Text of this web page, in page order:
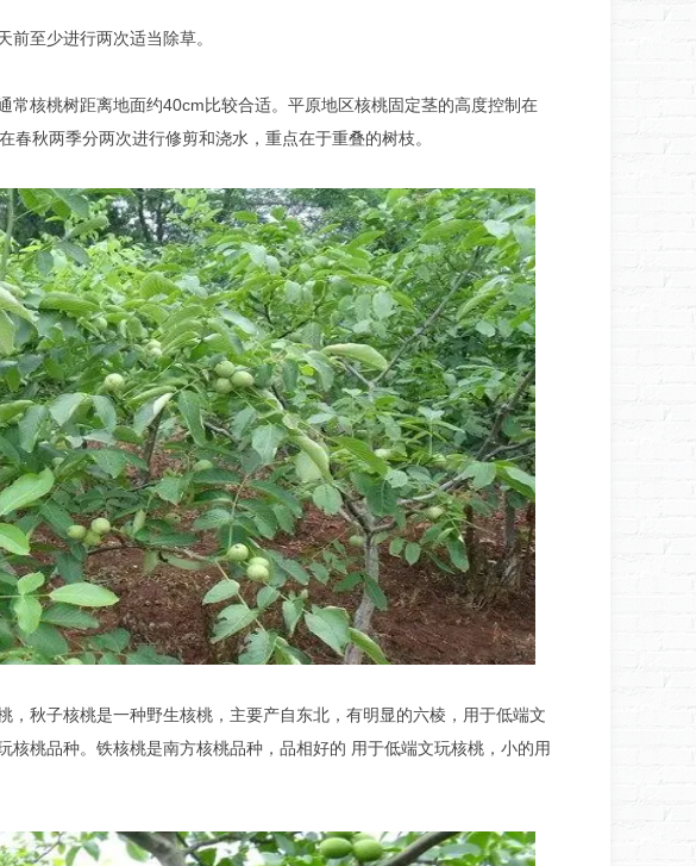
至少进行两次适当除草。
常核桃树距离地面约40cm比较合适。平原地区核桃固定茎的高度控制在
秋两季分两次进行修剪和浇水，重点在于重叠的树枝。
，秋子核桃是一种野生核桃，主要产自东北，有明显的六棱，用于低端文
桃品种。铁核桃是南方核桃品种，品相好的 用于低端文玩核桃，小的用